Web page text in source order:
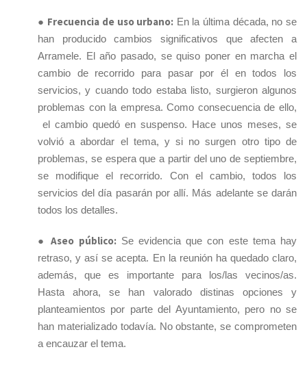
● Frecuencia de uso urbano: En la última década, no se
han producido cambios significativos que afecten a
Arramele. El año pasado, se quiso poner en marcha el
cambio de recorrido para pasar por él en todos los
servicios, y cuando todo estaba listo, surgieron algunos
problemas con la empresa. Como consecuencia de ello,
el cambio quedó en suspenso. Hace unos meses, se
volvió a abordar el tema, y si no surgen otro tipo de
problemas, se espera que a partir del uno de septiembre,
se modifique el recorrido. Con el cambio, todos los
servicios del día pasarán por allí. Más adelante se darán
todos los detalles.
●Aseo público:Se evidencia que con este tema hay
retraso, y así se acepta. En la reunión ha quedado claro,
además, que es importante para los/las vecinos/as.
Hasta ahora, se han valorado distinas opciones y
planteamientos por parte del Ayuntamiento, pero no se
han materializado todavía. No obstante, se comprometen
a encauzar el tema.